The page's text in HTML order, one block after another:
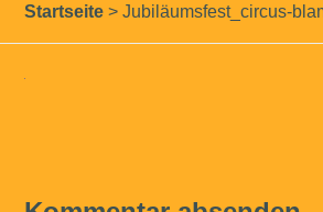
Startseite > Jubiläumsfest_circus-